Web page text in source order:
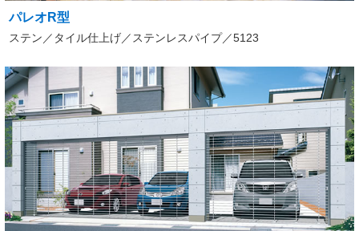
パレオR型
ステン／タイル仕上げ／ステンレスパイプ／5123